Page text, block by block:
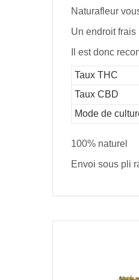
Naturafleur
Un endroit frais
Il est donc
Taux THC
Taux CBD
Mode de
100% naturel
Envoi sous pli